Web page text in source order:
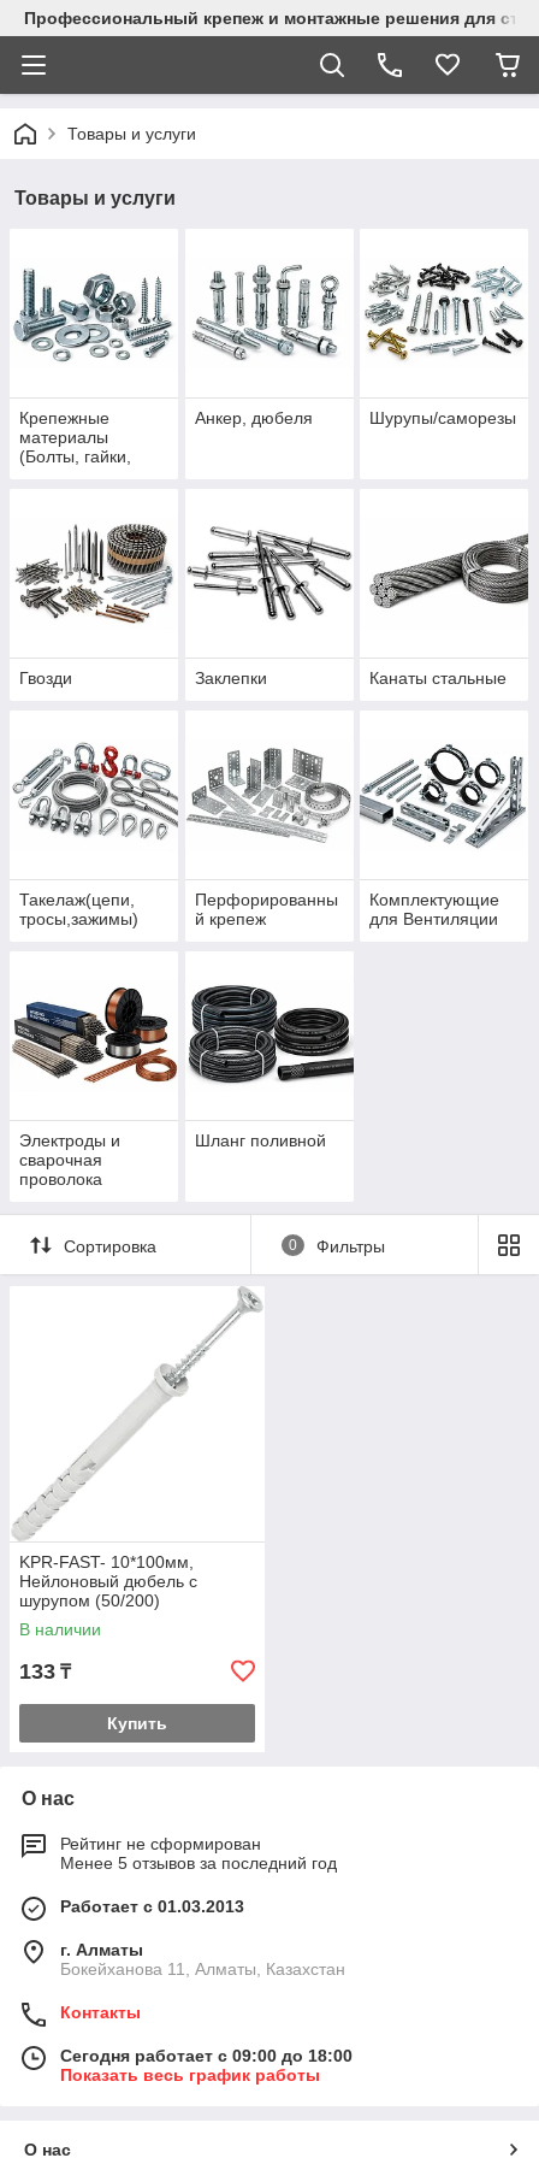
Профессиональный крепеж и монтажные решения для
Товары и услуги
Товары и услуги
Крепежные
материалы
(Болты, гайки,
Анкер, дюбеля Шурупы/саморезы
Гвозди Заклепки Канаты стальные
Такелаж(цепи,
тросы,зажимы)
Перфорированны
й крепеж
Комплектующие
для Вентиляции
Электроды и
сварочная
проволока
Шланг поливной
Сортировка 0 Фильтры
KPR-FAST- 10*100мм,
Нейлоновый дюбель с
шурупом (50/200)
В наличии
133 ₸
Купить
О нас
Рейтинг не сформирован
Менее 5 отзывов за последний год
Работает с 01.03.2013
г. Алматы
Бокейханова 11, Алматы, Казахстан
Контакты
Сегодня работает с 09:00 до 18:00
Показать весь график работы
О нас